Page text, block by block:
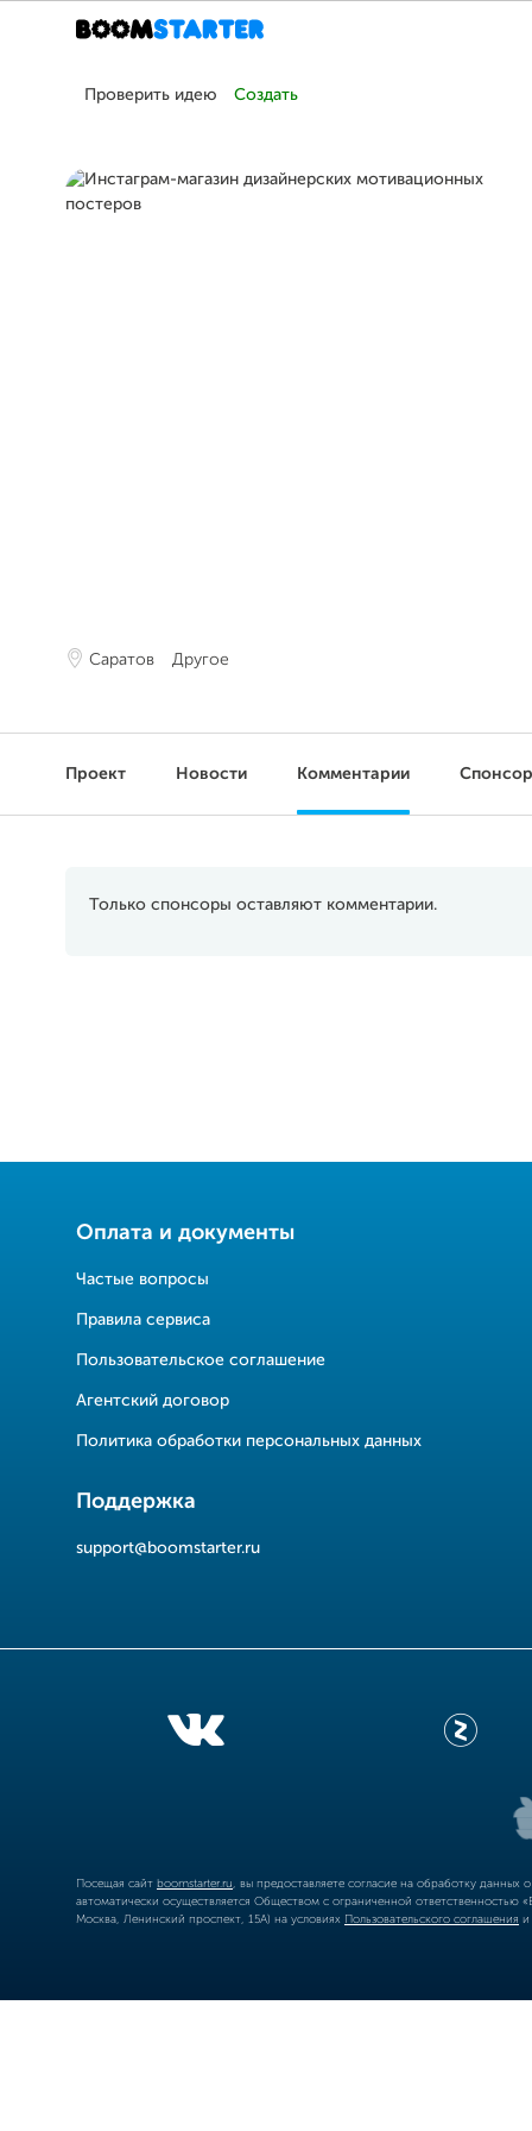
Проверить идею Создать
Саратов Другое
Проект Новости Комментарии
Только спонсоры оставляют комментарии.
Оплата и документы
Частые вопросы
Правила сервиса
Пользовательское соглашение
Агентский договор
Политика обработки персональных данных
Поддержка
support@boomstarter.ru
Посещая сайт boomstarter.ru , вы предоставляете согласие на обработку
автоматически осуществляется Обществом с ограниченной
Москва, Ленинский проспект, 15А) на условиях Пользовательского соглашения и